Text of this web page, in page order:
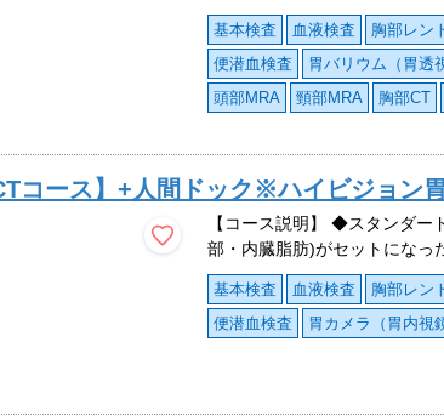
基本検査 血液検査 胸部レン
便潜血検査
胃バリウム（胃透
頭部MRA
頸部MRA 胸部CT
コース】+人間ドック※ハイビジョン
【コース説明】 ◆スタンダー
部・内臓脂肪)がセットになっ
基本検査 血液検査 胸部レン
便潜血検査
胃カメラ（胃内視